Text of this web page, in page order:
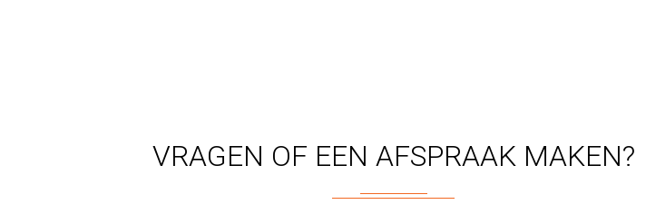
VRAGEN OF EEN AFSPRAAK MAKEN?